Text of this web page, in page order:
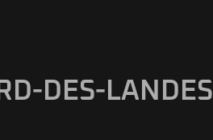
DES-LANDES